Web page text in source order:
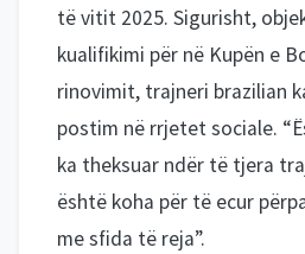
të vitit 2025. Sigurisht,
kualifikimi për në Kupën e
rinovimit, trajneri brazilian
postim në rrjetet sociale.
ka theksuar ndër të tjera
është koha për të ecur
me sfida të reja”.